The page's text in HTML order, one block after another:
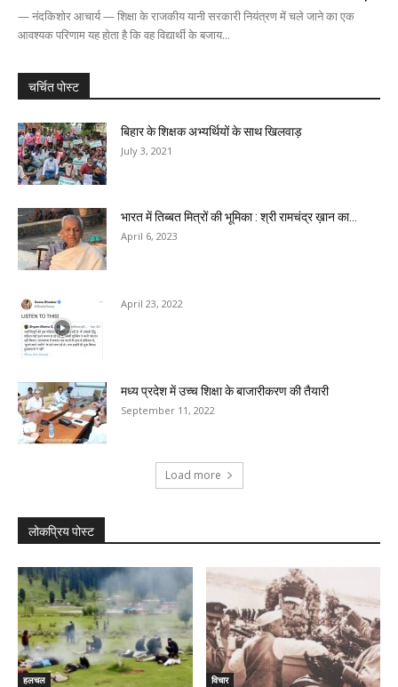
— नंदकिशोर आचार्य — शिक्षा के राजकीय यानी सरकारी नियंत्रण में चले जाने का एक
आवश्यक परिणाम यह होता है कि वह विद्यार्थी के बजाय...
चर्चित पोस्ट
बिहार के शिक्षक अभ्यर्थियों के साथ खिलवाड़
July 3, 2021
भारत में तिब्बत मित्रों की भूमिका : श्री रामचंद्र ख़ान का...
April 6, 2023
April 23, 2022
मध्य प्रदेश में उच्च शिक्षा के बाजारीकरण की तैयारी
September 11, 2022
Load more
लोकप्रिय पोस्ट
हलचल विचार